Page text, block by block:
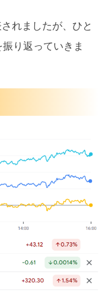
予想を下回る
ついて
れましたが、ひと
り返っていきま